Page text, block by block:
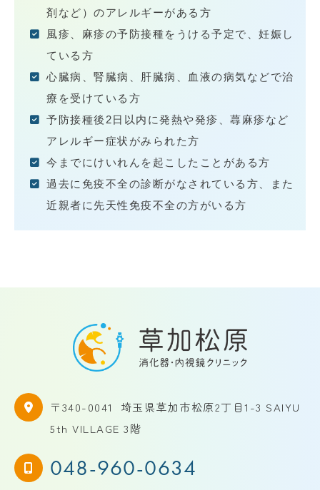
剤など）のアレルギーがある方
風疹、麻疹の予防接種をうける予定で、妊娠し
ている方
心臓病、腎臓病、肝臓病、血液の病気などで治
療を受けている方
予防接種後2日以内に発熱や発疹、蕁麻疹など
アレルギー症状がみられた方
今までにけいれんを起こしたことがある方
過去に免疫不全の診断がなされている方、また
近親者に先天性免疫不全の方がいる方
〒340-0041
埼玉県草加市松原2丁目1-3 SAIYU
5th VILLAGE 3階
048-960-0634